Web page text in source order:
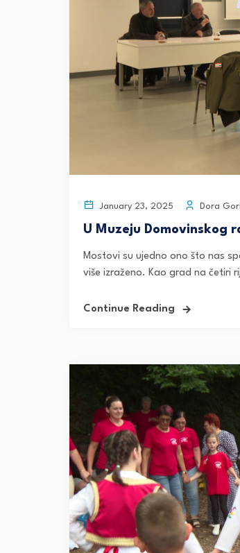
January 23, 2025 Dora
U Muzeju Domovinskog
Mostovi su ujedno ono što nas
više izraženo. Kao grad na četiri
Continue Reading